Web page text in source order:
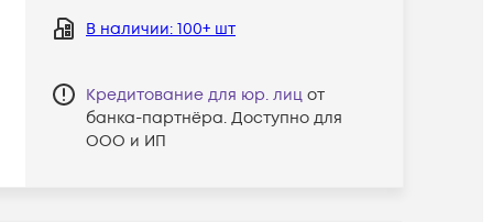
В наличии: 100+ шт
Кредитование для юр. лиц от
банка-партнёра. Доступно для
ООО и ИП